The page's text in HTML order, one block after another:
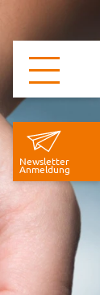
Newsletter
Anmeldung